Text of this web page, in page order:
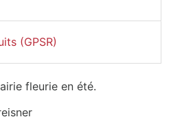
(GPSR)
fleurie en été.